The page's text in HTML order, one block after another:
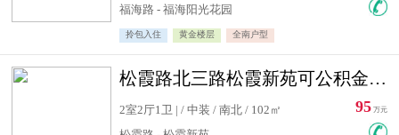
福海路 - 福海阳光花园
拎包入住 黄金楼层 全南户型
松霞路北三路松霞新苑可公积金贷款北小区南北通透住宅急售
2室2厅1卫 | / 中装 / 南北 / 102㎡
95 万元